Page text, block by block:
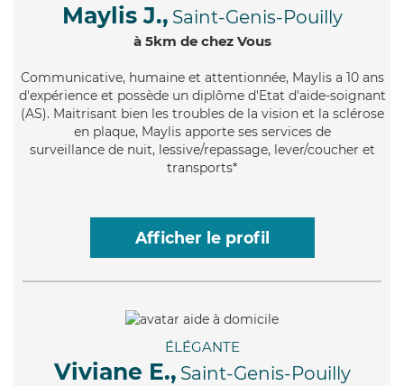
Maylis J., Saint-Genis-Pouilly
à 5km de chez Vous
Communicative, humaine et attentionnée, Maylis a 10 ans
d'expérience et possède un diplôme d'Etat d'aide-soignant
(AS). Maitrisant bien les troubles de la vision et la sclérose
en plaque, Maylis apporte ses services de
surveillance de nuit, lessive/repassage, lever/coucher et
transports*
Afficher le profil
ÉLÉGANTE
Viviane E., Saint-Genis-Pouilly